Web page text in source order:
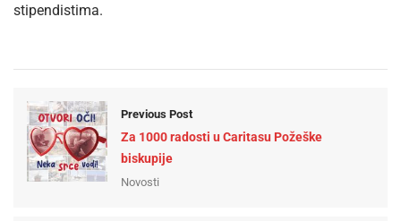
stipendistima.
Previous Post
Za 1000 radosti u Caritasu Požeške
biskupije
Novosti